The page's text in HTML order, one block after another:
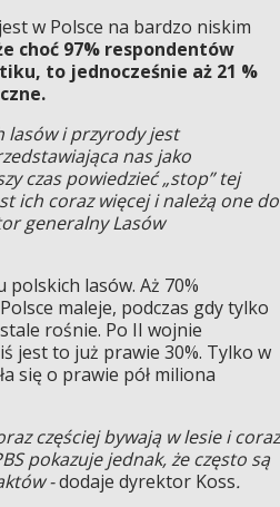
w Polsce na bardzo niskim
choć 97% respondentów
to jednocześnie aż 21 %
lasów i przyrody jest
nas jako
czas powiedzieć „stop” tej
ich coraz więcej i należą one do
generalny Lasów
lasów. Aż 70%
maleje, podczas gdy tylko
rośnie. Po II wojnie
jest to już prawie 30%. Tylko w
się o prawie pół miliona
częściej bywają w lesie i coraz
pokazuje jednak, że często są
-dodaje dyrektor Koss.